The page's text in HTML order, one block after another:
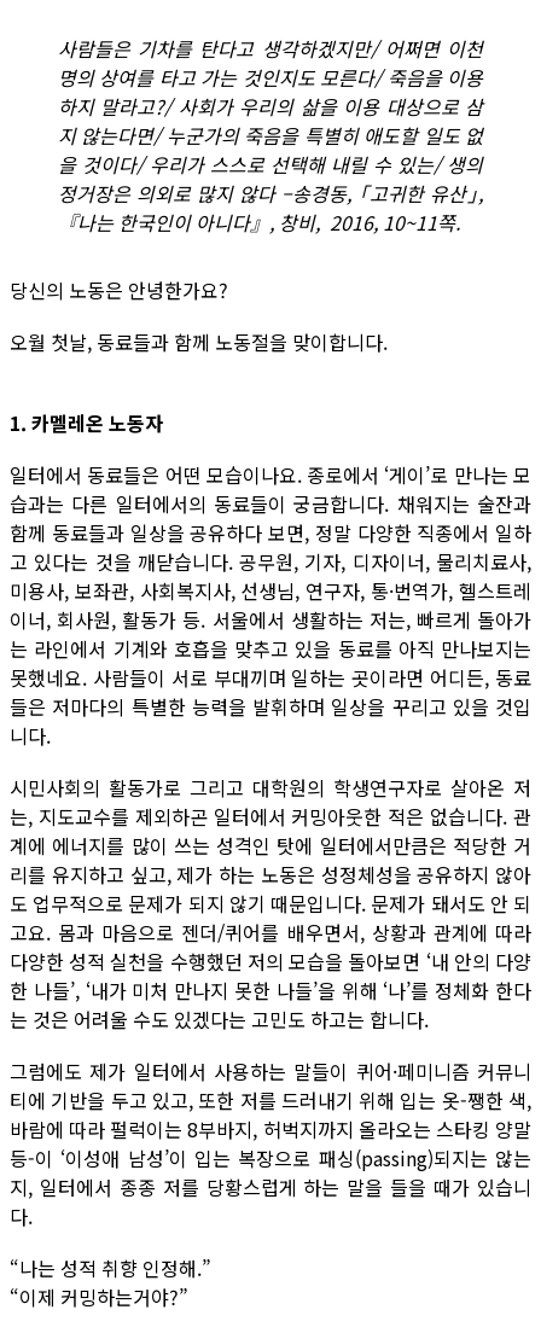
사람들은 기차를 탄다고 생각하겠지만/ 어쩌면 이천
명의 상여를 타고 가는 것인지도 모른다/ 죽음을 이용
하지 말라고?/ 사회가 우리의 삶을 이용 대상으로 삼
지 않는다면/ 누군가의 죽음을 특별히 애도할 일도 없
을 것이다/ 우리가 스스로 선택해 내릴 수 있는/ 생의
정거장은 의외로 많지 않다 –송경동, ｢고귀한 유산｣,
『나는 한국인이 아니다』, 창비, 2016, 10~11쪽.
당신의 노동은 안녕한가요?
오월 첫날, 동료들과 함께 노동절을 맞이합니다.
1. 카멜레온 노동자
일터에서 동료들은 어떤 모습이나요. 종로에서 ‘게이’로 만나는 모
습과는 다른 일터에서의 동료들이 궁금합니다. 채워지는 술잔과
함께 동료들과 일상을 공유하다 보면, 정말 다양한 직종에서 일하
고 있다는 것을 깨닫습니다. 공무원, 기자, 디자이너, 물리치료사,
미용사, 보좌관, 사회복지사, 선생님, 연구자, 통·번역가, 헬스트레
이너, 회사원, 활동가 등. 서울에서 생활하는 저는, 빠르게 돌아가
는 라인에서 기계와 호흡을 맞추고 있을 동료를 아직 만나보지는
못했네요. 사람들이 서로 부대끼며 일하는 곳이라면 어디든, 동료
들은 저마다의 특별한 능력을 발휘하며 일상을 꾸리고 있을 것입
니다.
시민사회의 활동가로 그리고 대학원의 학생연구자로 살아온 저
는, 지도교수를 제외하곤 일터에서 커밍아웃한 적은 없습니다. 관
계에 에너지를 많이 쓰는 성격인 탓에 일터에서만큼은 적당한 거
리를 유지하고 싶고, 제가 하는 노동은 성정체성을 공유하지 않아
도 업무적으로 문제가 되지 않기 때문입니다. 문제가 돼서도 안 되
고요. 몸과 마음으로 젠더/퀴어를 배우면서, 상황과 관계에 따라
다양한 성적 실천을 수행했던 저의 모습을 돌아보면 ‘내 안의 다양
한 나들’, ‘내가 미처 만나지 못한 나들’을 위해 ‘나’를 정체화 한다
는 것은 어려울 수도 있겠다는 고민도 하고는 합니다.
그럼에도 제가 일터에서 사용하는 말들이 퀴어·페미니즘 커뮤니
티에 기반을 두고 있고, 또한 저를 드러내기 위해 입는 옷-쨍한 색,
바람에 따라 펄럭이는 8부바지, 허벅지까지 올라오는 스타킹 양말
등-이 ‘이성애 남성’이 입는 복장으로 패싱(passing)되지는 않는
지, 일터에서 종종 저를 당황스럽게 하는 말을 들을 때가 있습니
다.
“나는 성적 취향 인정해.”
“이제 커밍하는거야?”